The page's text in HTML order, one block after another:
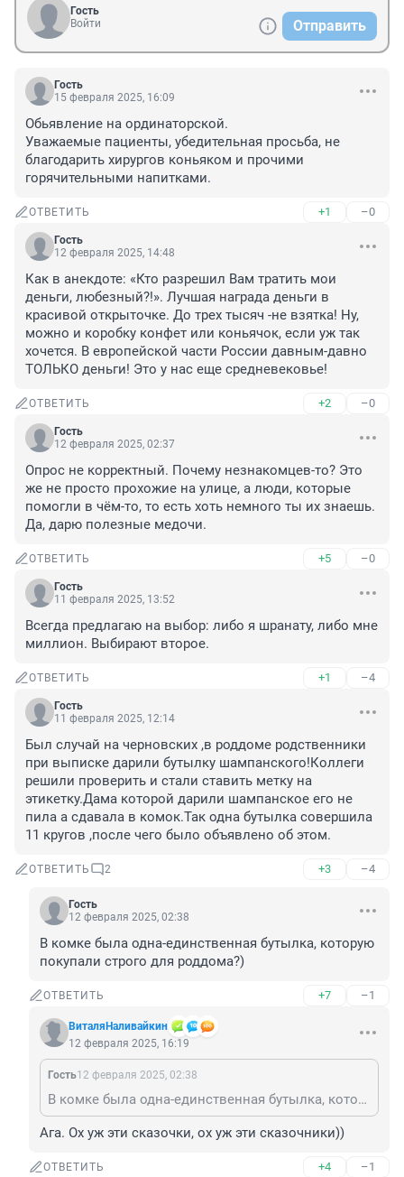
Гость
Войти
Отправить
Гость
15 февраля 2025, 16:09
Обьявление на ординаторской.
Уважаемые пациенты, убедительная просьба, не
благодарить хирургов коньяком и прочими
горячительными напитками.
ОТВЕТИТЬ +1 –0
Гость
12 февраля 2025, 14:48
Как в анекдоте: «Кто разрешил Вам тратить мои
деньги, любезный?!». Лучшая награда деньги в
красивой открыточке. До трех тысяч -не взятка! Ну,
можно и коробку конфет или коньячок, если уж так
хочется. В европейской части России давным-давно
ТОЛЬКО деньги! Это у нас еще средневековье!
ОТВЕТИТЬ +2 –0
Гость
12 февраля 2025, 02:37
Опрос не корректный. Почему незнакомцев-то? Это
же не просто прохожие на улице, а люди, которые
помогли в чём-то, то есть хоть немного ты их знаешь.
Да, дарю полезные медочи.
ОТВЕТИТЬ +5 –0
Гость
11 февраля 2025, 13:52
Всегда предлагаю на выбор: либо я шранату, либо мне
миллион. Выбирают второе.
ОТВЕТИТЬ +1 –4
Гость
11 февраля 2025, 12:14
Был случай на черновских ,в роддоме родственники
при выписке дарили бутылку шампанского!Коллеги
решили проверить и стали ставить метку на
этикетку.Дама которой дарили шампанское его не
пила а сдавала в комок.Так одна бутылка совершила
11 кругов ,после чего было объявлено об этом.
ОТВЕТИТЬ 2 +3 –4
Гость
12 февраля 2025, 02:38
В комке была одна-единственная бутылка, которую
покупали строго для роддома?)
ОТВЕТИТЬ +7 –1
ВиталяНаливайкин
12 февраля 2025, 16:19
Гость12 февраля 2025, 02:38
В комке была одна-единственная бутылка, которую покупали строго для роддома?)
Ага. Ох уж эти сказочки, ох уж эти сказочники))
ОТВЕТИТЬ +4 –1